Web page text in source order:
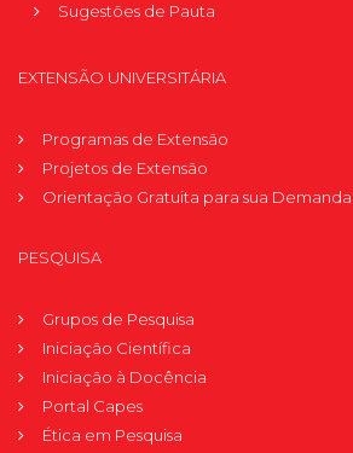
Sugestões de Pauta
EXTENSÃO UNIVERSITÁRIA
Programas de Extensão
Projetos de Extensão
Orientação Gratuita para sua Demanda
PESQUISA
Grupos de Pesquisa
Iniciação Científica
Iniciação à Docência
Portal Capes
Ética em Pesquisa